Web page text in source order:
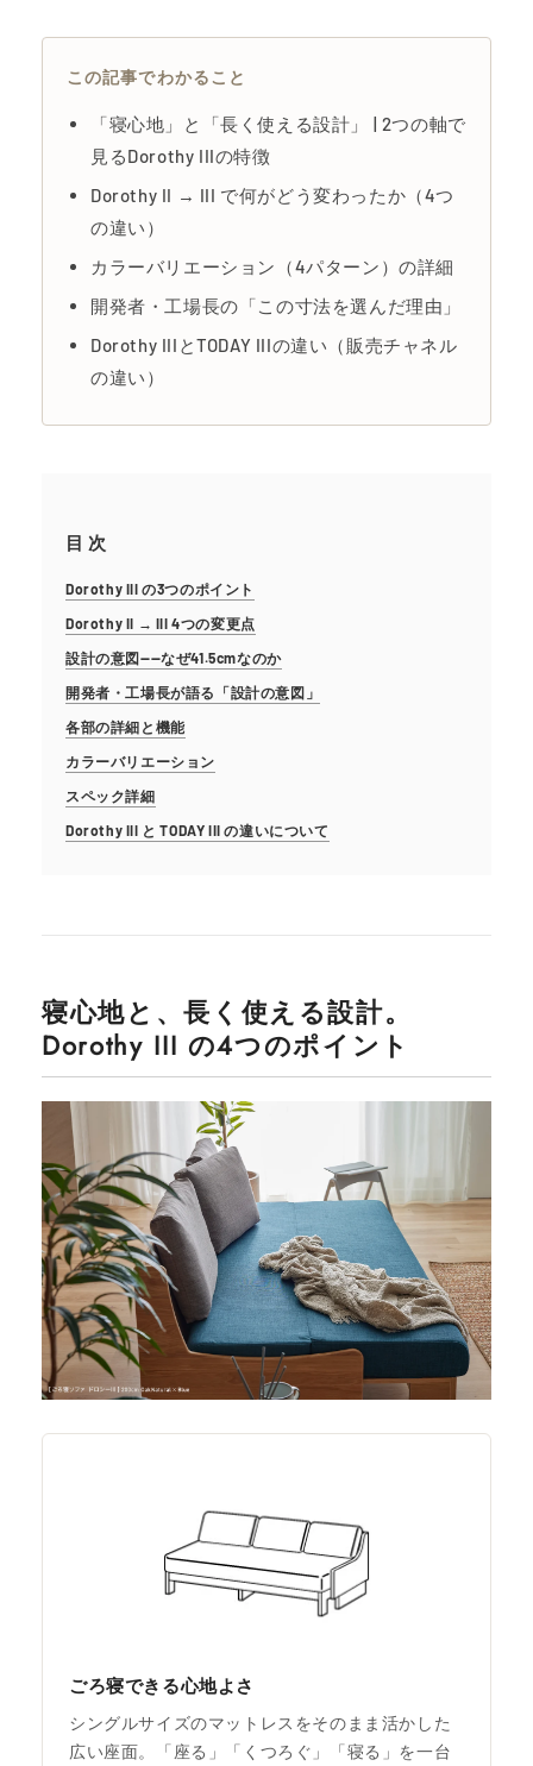
この記事でわかること
「寝心地」と「長く使える設計」 | 2つの軸で
見るDorothy IIIの特徴
Dorothy II → III で何がどう変わったか（4つ
の違い）
カラーバリエーション（4パターン）の詳細
開発者・工場長の「この寸法を選んだ理由」
Dorothy IIIとTODAY IIIの違い（販売チャネル
の違い）
目 次
Dorothy III の3つのポイント
Dorothy II → III 4つの変更点
設計の意図——なぜ41.5cmなのか
開発者・工場長が語る「設計の意図」
各部の詳細と機能
カラーバリエーション
スペック詳細
Dorothy III と TODAY III の違いについて
寝心地と、長く使える設計。
Dorothy III の4つのポイント
ごろ寝できる心地よさ
シングルサイズのマットレスをそのまま活かした
広い座面。「座る」「くつろぐ」「寝る」を一台